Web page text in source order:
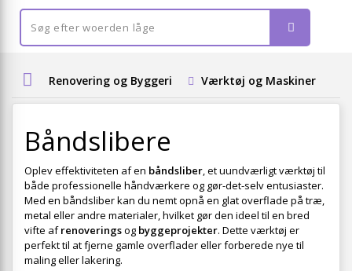
Renovering og Byggeri Værktøj og Maskiner
Båndslibere
Oplev effektiviteten af en båndsliber, et uundværligt værktøj til
både professionelle håndværkere og gør-det-selv entusiaster.
Med en båndsliber kan du nemt opnå en glat overflade på træ,
metal eller andre materialer, hvilket gør den ideel til en bred
vifte afrenoveringsog byggeprojekter. Dette værktøj er
perfekt til at fjerne gamle overflader eller forberede nye til
maling eller lakering.